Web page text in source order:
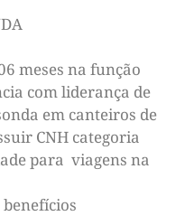
meses na função
com liderança de
em canteiros de
CNH categoria
para viagens na
benefícios